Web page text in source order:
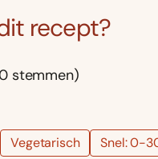
recept?
stemmen)
Vegetarisch Snel: 0-